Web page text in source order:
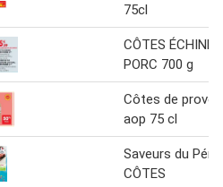
75cl
CÔTES ÉCHINE
PORC 700 g
Côtes de
aop 75 cl
Saveurs du
CÔTES